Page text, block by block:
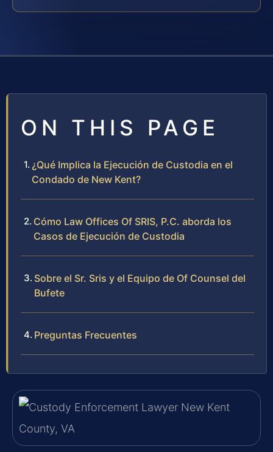
ON THIS PAGE
¿Qué Implica la Ejecución de Custodia en el
Condado de New Kent?
Cómo Law Offices Of SRIS, P.C. aborda los
Casos de Ejecución de Custodia
Sobre el Sr. Sris y el Equipo de Of Counsel del
Bufete
Preguntas Frecuentes